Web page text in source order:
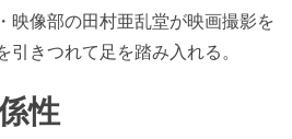
映像部の田村亜乱堂が映画撮影を
引きつれて足を踏み入れる。
性